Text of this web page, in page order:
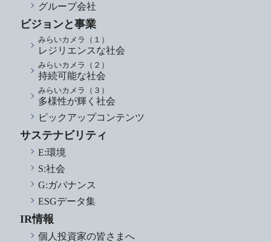
グループ会社
ビジョンと事業
みらいカメラ（１）
レジリエンスな社会
みらいカメラ（２）
持続可能な社会
みらいカメラ（３）
多様性が輝く社会
ピックアップコンテンツ
サステナビリティ
E:環境
S:社会
G:ガバナンス
ESGデータ集
IR情報
個人投資家の皆さまへ